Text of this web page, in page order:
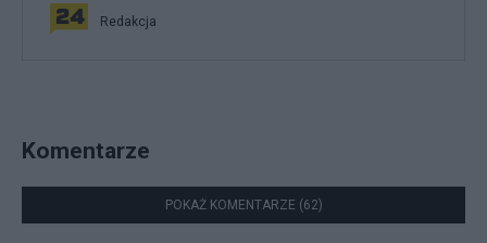
Redakcja
Komentarze
POKAŻ KOMENTARZE (62)